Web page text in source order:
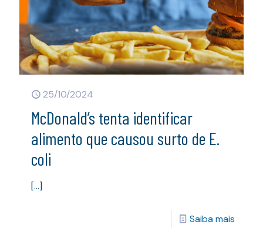
25/10/2024
McDonald’s tenta identificar
alimento que causou surto de E.
coli
[…]
Saiba mais